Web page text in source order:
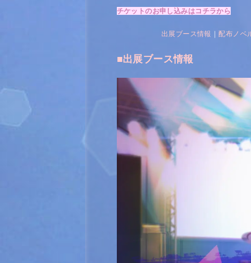
チケットのお申し込みはコチラから
出展ブース情報 ｜配布ノベ
■出展ブース情報